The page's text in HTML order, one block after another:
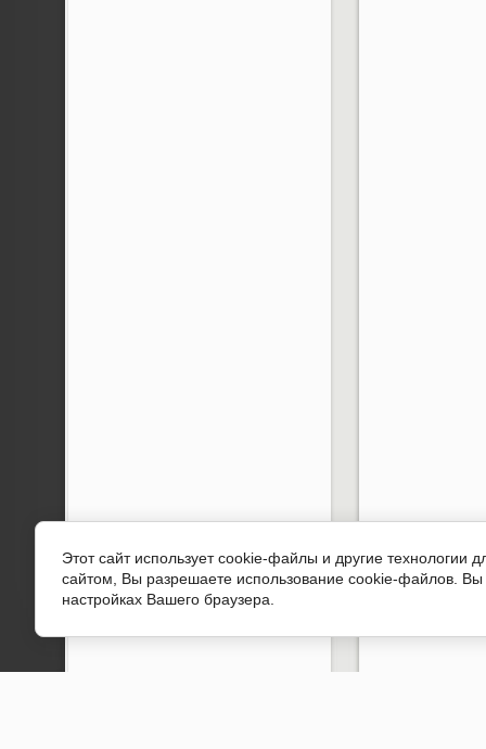
Этот сайт использует cookie-файлы и другие технологии
сайтом, Вы разрешаете использование cookie-файлов.
настройках Вашего браузера.